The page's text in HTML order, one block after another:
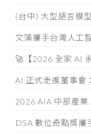
(台中) 大型語言模
文藻攜手台灣人工
🚀【2026 全家 AI
2026 AIA 中部產